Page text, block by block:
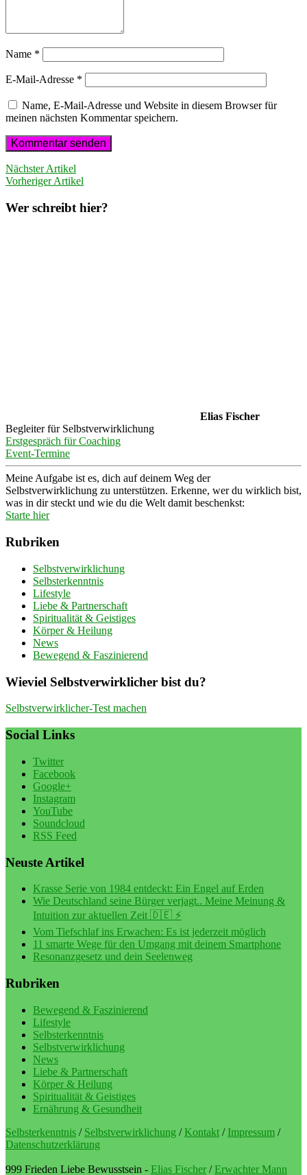
Name *
E-Mail-Adresse *
Name, E-Mail-Adresse und Website in diesem Browser für
meinen nächsten Kommentar speichern.
Nächster Artikel
Vorheriger Artikel
Wer schreibt hier?
Elias Fischer
Begleiter für Selbstverwirklichung
Erstgespräch für Coaching
Event-Termine
Meine Aufgabe ist es, dich auf deinem Weg der
Selbstverwirklichung zu unterstützen. Erkenne, wer du wirklich bist,
was in dir steckt und wie du die Welt damit beschenkst:
Starte hier
Rubriken
Selbstverwirklichung
Selbsterkenntnis
Lifestyle
Liebe & Partnerschaft
Spiritualität & Geistiges
Körper & Heilung
News
Bewegend & Faszinierend
Wieviel Selbstverwirklicher bist du?
Selbstverwirklicher-Test machen
Social Links
Twitter
Facebook
Google+
Instagram
YouTube
Soundcloud
RSS Feed
Neuste Artikel
Krasse Serie von 1984 entdeckt: Ein Engel auf Erden
Wie Deutschland seine Bürger verjagt.. Meine Meinung &
Intuition zur aktuellen Zeit 🇩🇪 ⚡️
Vom Tiefschlaf ins Erwachen: Es ist jederzeit möglich
11 smarte Wege für den Umgang mit deinem Smartphone
Resonanzgesetz und dein Seelenweg
Rubriken
Bewegend & Faszinierend
Lifestyle
Selbsterkenntnis
Selbstverwirklichung
News
Liebe & Partnerschaft
Körper & Heilung
Spiritualität & Geistiges
Ernährung & Gesundheit
Selbsterkenntnis / Selbstverwirklichung /Kontakt / Impressum /
Datenschutzerklärung
999 Frieden Liebe Bewusstsein - Elias Fischer /Erwachter Mann